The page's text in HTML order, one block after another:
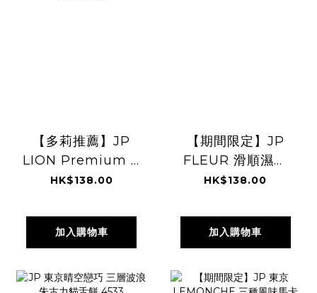
【多莉推薦】JP
LION Premium 11
重功效牙齦修護型
5920 TK1260807
HK$138.00
加入購物車
【期間限定】JP
FLEUR 滑順濕潤
年輪蛋糕 6件
HK$138.00
加入購物車